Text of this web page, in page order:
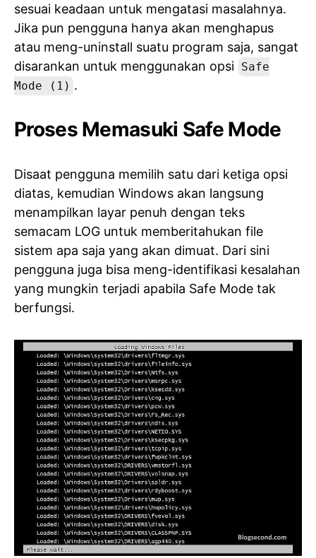
sesuai keadaan untuk mengatasi masalahnya.
Jika pun pengguna hanya akan menghapus
atau meng-uninstall suatu program saja, sangat
disarankan untuk menggunakan opsi Safe
Mode (1) .
Proses Memasuki Safe Mode
Disaat pengguna memilih satu dari ketiga opsi
diatas, kemudian Windows akan langsung
menampilkan layar penuh dengan teks
semacam LOG untuk memberitahukan file
sistem apa saja yang akan dimuat. Dari sini
pengguna juga bisa meng-identifikasi kesalahan
yang mungkin terjadi apabila Safe Mode tak
berfungsi.